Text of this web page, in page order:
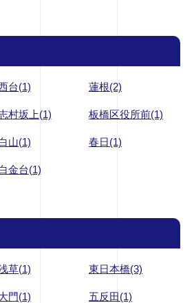
台(1) 蓮根(2)
村坂上(1) 板橋区役所前(1)
山(1) 春日(1)
金台(1)
草(1) 東日本橋(3)
門(1) 五反田(1)